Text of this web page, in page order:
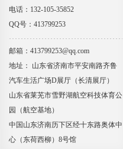
电话：132-105-35852
QQ号：413799253
邮箱：413799253@qq.com
地址： 山东省济南市平安南路齐鲁
汽车生活广场D展厅（长清展厅）
山东省莱芜市雪野湖航空科技体育公
园（航空基地）
中国山东济南历下区经十东路奥体中
心（东荷西柳）8号馆